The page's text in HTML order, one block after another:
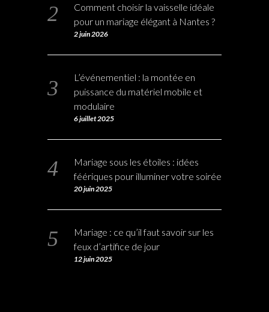
Comment choisir la vaisselle idéale
pour un mariage élégant à Nantes ?
2 juin 2026
L’événementiel : la montée en
puissance du matériel mobile et
modulaire
6 juillet 2025
Mariage sous les étoiles : idées
féériques pour illuminer votre soirée
20 juin 2025
Mariage : ce qu’il faut savoir sur les
feux d’artifice de jour
12 juin 2025